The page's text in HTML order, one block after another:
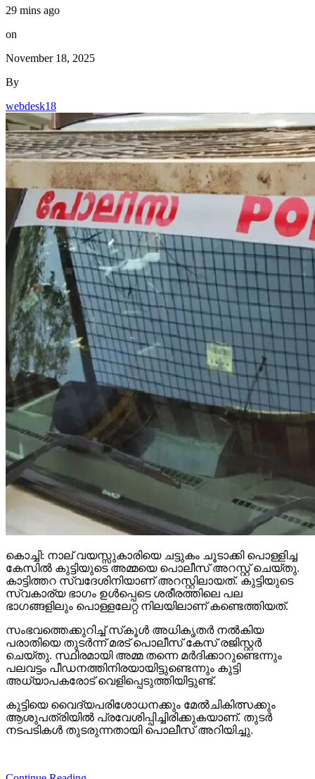
29 mins ago
on
November 18, 2025
By
webdesk18
കൊച്ചി: നാല് വയസ്സുകാരിയെ ചട്ടുകം ചൂടാക്കി പൊള്ളിച്ച
കേസില്‍ കുട്ടിയുടെ അമ്മയെ പൊലീസ് അറസ്റ്റ് ചെയ്തു.
കാട്ടിത്തറ സ്വദേശിനിയാണ് അറസ്റ്റിലായത്. കുട്ടിയുടെ
സ്വകാര്യ ഭാഗം ഉള്‍പ്പെടെ ശരീരത്തിലെ പല
ഭാഗങ്ങളിലും പൊള്ളലേറ്റ നിലയിലാണ് കണ്ടെത്തിയത്.
സംഭവത്തെക്കുറിച്ച് സ്‌കൂള്‍ അധികൃതര്‍ നല്‍കിയ
പരാതിയെ തുടര്‍ന്ന് മരട് പൊലീസ് കേസ് രജിസ്റ്റര്‍
ചെയ്തു. സ്ഥിരമായി അമ്മ തന്നെ മര്‍ദിക്കാറുണ്ടെന്നും
പലവട്ടം പീഡനത്തിനിരയായിട്ടുണ്ടെന്നും കുട്ടി
അധ്യാപകരോട് വെളിപ്പെടുത്തിയിട്ടുണ്ട്.
കുട്ടിയെ വൈദ്യപരിശോധനക്കും മേല്‍ചികിത്സക്കും
ആശുപത്രിയില്‍ പ്രവേശിപ്പിച്ചിരിക്കുകയാണ്. തുടര്‍
നടപടികള്‍ തുടരുന്നതായി പൊലീസ് അറിയിച്ചു.